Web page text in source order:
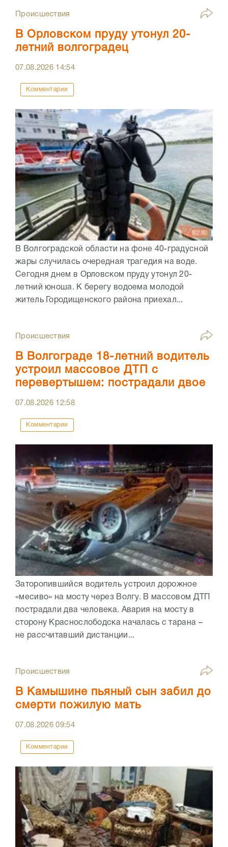
Происшествия
В Орловском пруду утонул 20-
летний волгоградец
07.08.2026 14:54
Комментарии
В Волгоградской области на фоне 40-градусной
жары случилась очередная трагедия на воде.
Сегодня днем в Орловском пруду утонул 20-
летний юноша. К берегу водоема молодой
житель Городищенского района приехал...
Происшествия
В Волгограде 18-летний водитель
устроил массовое ДТП с
перевертышем: пострадали двое
07.08.2026 12:58
Комментарии
Заторопившийся водитель устроил дорожное
«месиво» на мосту через Волгу. В массовом ДТП
пострадали два человека. Авария на мосту в
сторону Краснослободска началась с тарана –
не рассчитавший дистанции...
Происшествия
В Камышине пьяный сын забил до
смерти пожилую мать
07.08.202609:54
Комментарии